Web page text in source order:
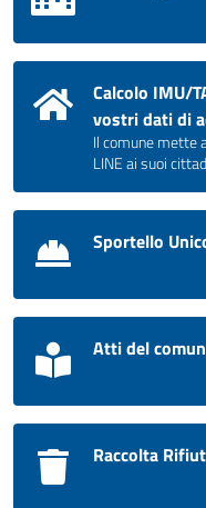
Calcolo IMU/
vostri dati di
Il comune mette
LINE ai suoi
Sportello
Atti del
Raccolta